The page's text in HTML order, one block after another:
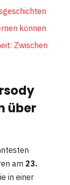
können
Zwischen
über
am 23.
in einer